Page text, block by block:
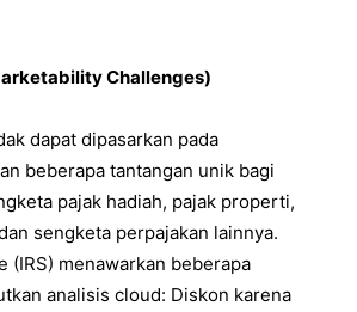
Challenges)
dapat dipasarkan pada
beberapa tantangan unik bagi
pajak hadiah, pajak properti,
sengketa perpajakan lainnya.
(IRS) menawarkan beberapa
analisis cloud: Diskon karena